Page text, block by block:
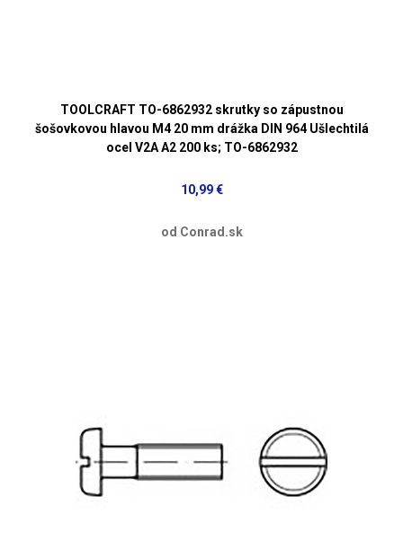
TOOLCRAFT TO-6862932 skrutky so zápustnou
šošovkovou hlavou M4 20 mm drážka DIN 964 Ušlechtilá
ocel V2A A2 200 ks; TO-6862932
10,99 €
od Conrad.sk